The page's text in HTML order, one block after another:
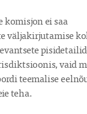
komisjon ei saa
väljakirjutamise
vaid
teemalise
teha.